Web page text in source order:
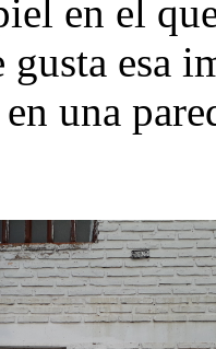
en el
esa
una